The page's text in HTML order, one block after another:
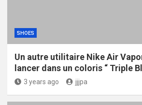
SHOES
Un autre utilitaire Nike Air
lancer dans un coloris “ Triple
3 years ago jjjpa